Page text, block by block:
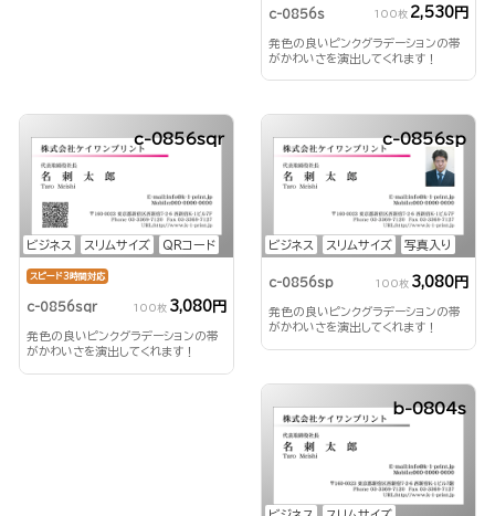
c-0856s 100枚 2,530円
発色の良いピンクグラデーションの帯
がかわいさを演出してくれます！
ビジネス スリムサイズ QRコード
c-0856sqr
スピード3時間対応
c-0856sqr 100枚 3,080円
発色の良いピンクグラデーションの帯
がかわいさを演出してくれます！
ビジネス スリムサイズ 写真入り
c-0856sp
c-0856sp 100枚 3,080円
発色の良いピンクグラデーションの帯
がかわいさを演出してくれます！
b-0804s